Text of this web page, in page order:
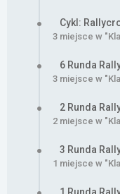
Cykl:
3 miejsce w
6 Runda
3 miejsce w
2 Runda
2 miejsce w
3 Runda
1 miejsce w